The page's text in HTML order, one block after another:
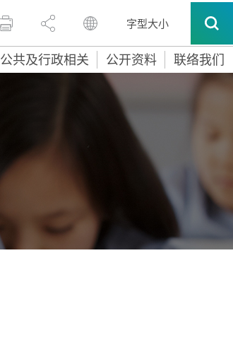
字型大小
公共及行政相关 公开资料 联络我们